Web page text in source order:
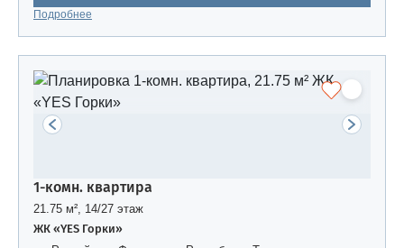
Подробнее
1-комн. квартира
21.75 м², 14/27 этаж
ЖК «YES Горки»